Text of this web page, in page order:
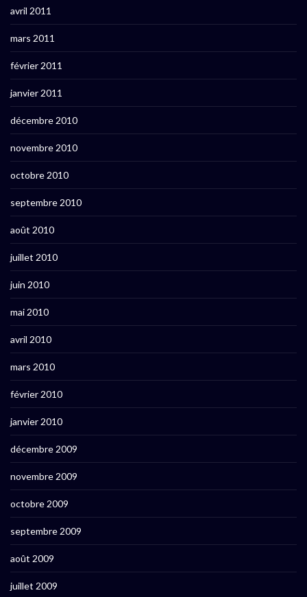
avril 2011
mars 2011
février 2011
janvier 2011
décembre 2010
novembre 2010
octobre 2010
septembre 2010
août 2010
juillet 2010
juin 2010
mai 2010
avril 2010
mars 2010
février 2010
janvier 2010
décembre 2009
novembre 2009
octobre 2009
septembre 2009
août 2009
juillet 2009